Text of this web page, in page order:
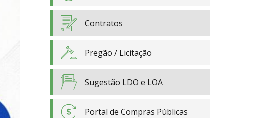
Contratos
Pregão / Licitação
Sugestão LDO e LOA
Portal de Compras Públicas